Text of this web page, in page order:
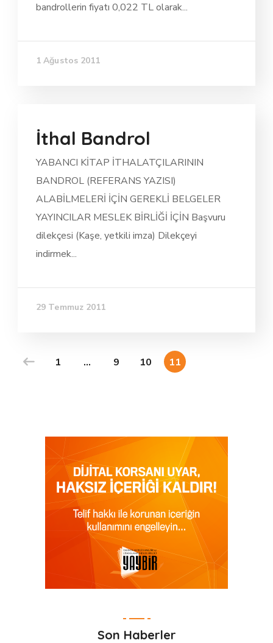
bandrollerin fiyatı 0,022 TL olarak...
1 Ağustos 2011
İthal Bandrol
YABANCI KİTAP İTHALATÇILARININ
BANDROL (REFERANS YAZISI)
ALABİLMELERİ İÇİN GEREKLİ BELGELER
YAYINCILAR MESLEK BİRLİĞİ İÇİN Başvuru
dilekçesi (Kaşe, yetkili imza) Dilekçeyi
indirmek...
29 Temmuz 2011
1 … 9 10 11
Son Haberler